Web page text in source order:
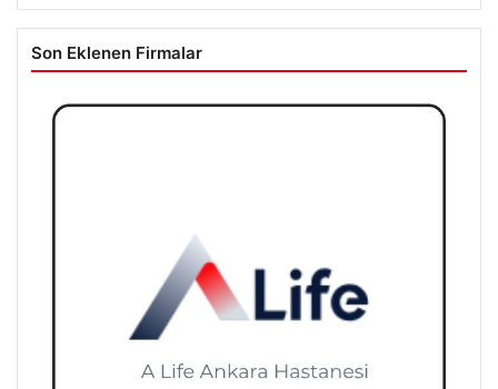
Son Eklenen Firmalar